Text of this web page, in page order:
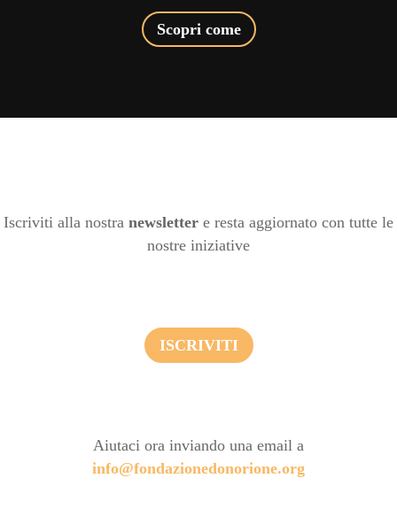
Scopri come
Iscriviti alla nostra newsletter e resta aggiornato con tutte le
nostre iniziative
ISCRIVITI
Aiutaci ora inviando una email a
info@fondazionedonorione.org